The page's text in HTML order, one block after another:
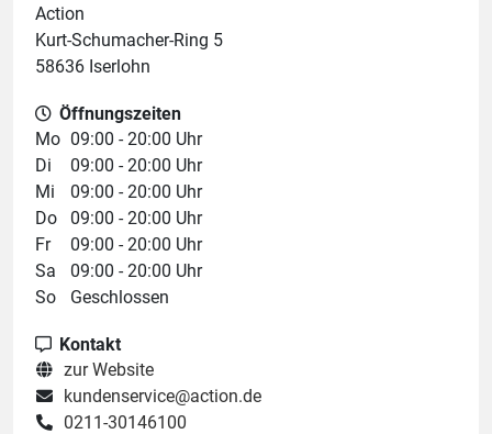
Action
Kurt-Schumacher-Ring 5
58636 Iserlohn
Öffnungszeiten
Mo 09:00 - 20:00 Uhr
Di
09:00 - 20:00 Uhr
Mi
09:00 - 20:00 Uhr
Do
09:00 - 20:00 Uhr
Fr
09:00 - 20:00 Uhr
Sa
09:00 - 20:00 Uhr
So
Geschlossen
Kontakt
zur Website
kundenservice@action.de
0211-30146100